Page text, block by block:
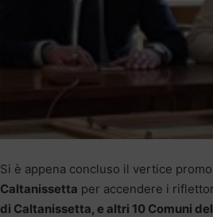
Si è appena concluso il vertice
Caltanissetta per accendere i
di Caltanissetta, e altri 10 Comuni